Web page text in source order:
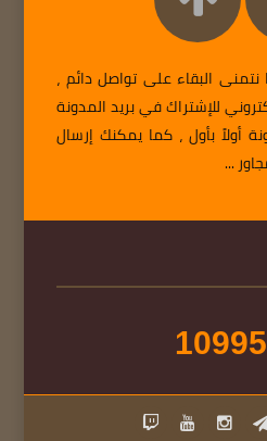
البقاء على تواصل دائم ،
للإشتراك في بريد المدونة
أولاً بأول ، كما يمكنك إرسال
...
10995